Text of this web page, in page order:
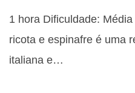
1 hora Dificuldade:
ricota e espinafre é uma
italiana e…